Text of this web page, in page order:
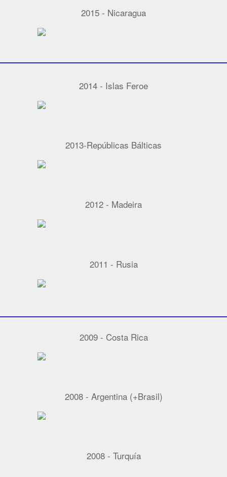
2015 - Nicaragua
2014 - Islas Feroe
2013-Repúblicas Bálticas
2012 - Madeira
2011 - Rusia
2009 - Costa Rica
2008 - Argentina (+Brasil)
2008 - Turquía